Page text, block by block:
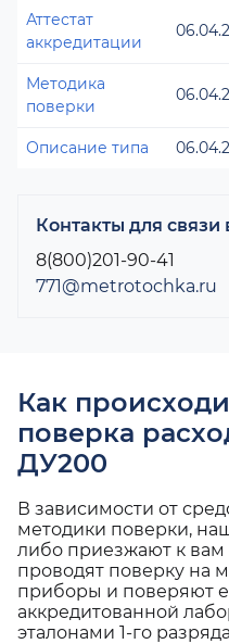
Аттестат
аккредитации
Методика
поверки
Описание типа
Контакты для связи
8(800)201-90-41
771@metrotochka.ru
Как
поверка
ДУ200
В зависимости от
методики поверки,
либо приезжают к
проводят поверку на
приборы и поверяют
аккредитованной
эталонами 1-го